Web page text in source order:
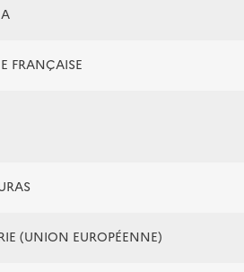
FRANÇAISE
(UNION EUROPÉENNE)